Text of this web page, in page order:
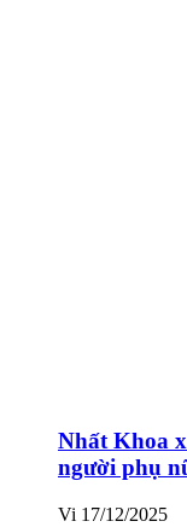
Nhất Khoa
người phụ
Vi 17/12/2025